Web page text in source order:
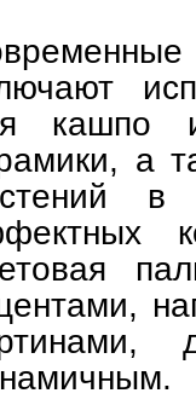
кашпо
а
в